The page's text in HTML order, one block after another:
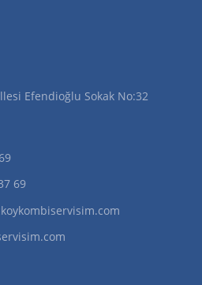
Efendioğlu Sokak No:32
69